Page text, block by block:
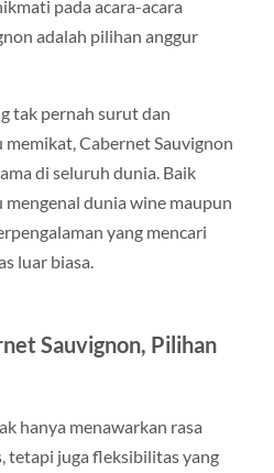
pada acara-acara
adalah pilihan anggur
tak pernah surut dan
Cabernet Sauvignon
di seluruh dunia. Baik
dunia wine maupun
yang mencari
luar biasa.
Sauvignon, Pilihan
hanya menawarkan rasa
tetapi juga fleksibilitas yang